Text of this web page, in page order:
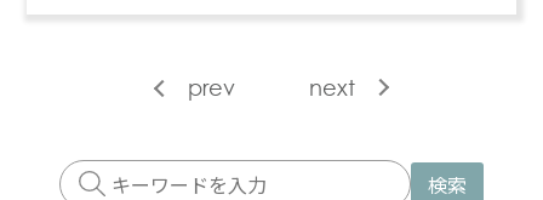
prev next
検索